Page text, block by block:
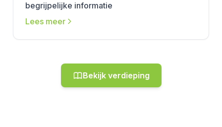
begrijpelijke informatie
Lees meer
Bekijk verdieping